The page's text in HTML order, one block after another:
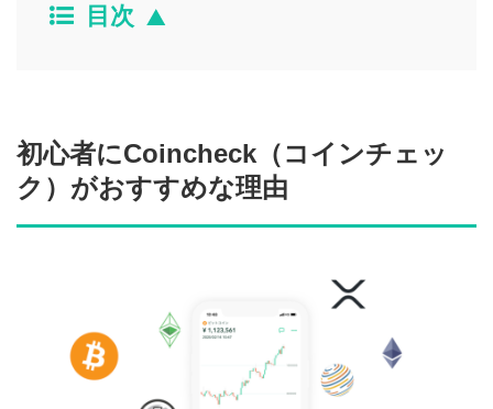
目次
初心者にCoincheck（コインチェッ
ク）がおすすめな理由